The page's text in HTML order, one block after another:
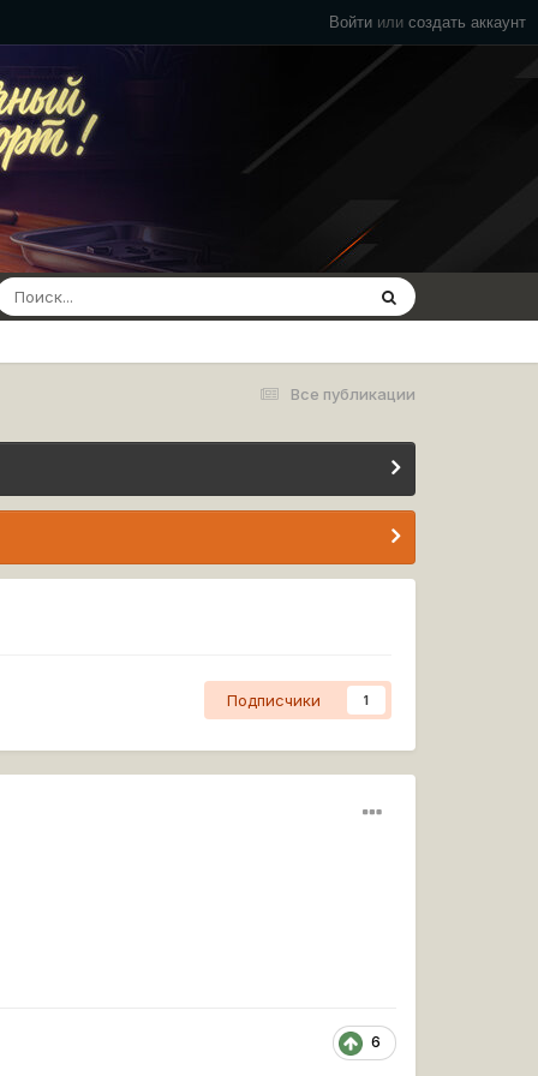
Войти или создать аккаунт
Все публикации
Подписчики 1
6